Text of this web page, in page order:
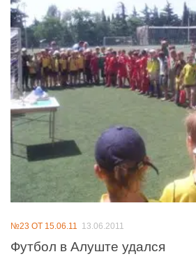
№23 ОТ 15.06.11 13.06.2011
Футбол в Алуште удался